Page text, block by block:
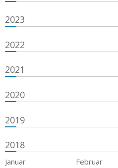
2023
2022
2021
2020
2019
2018
Januar Februar